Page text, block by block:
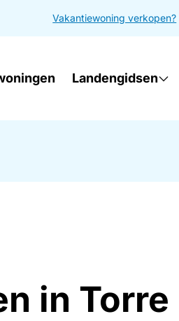
Vakantiewoning verkopen?
Landengidsen
in